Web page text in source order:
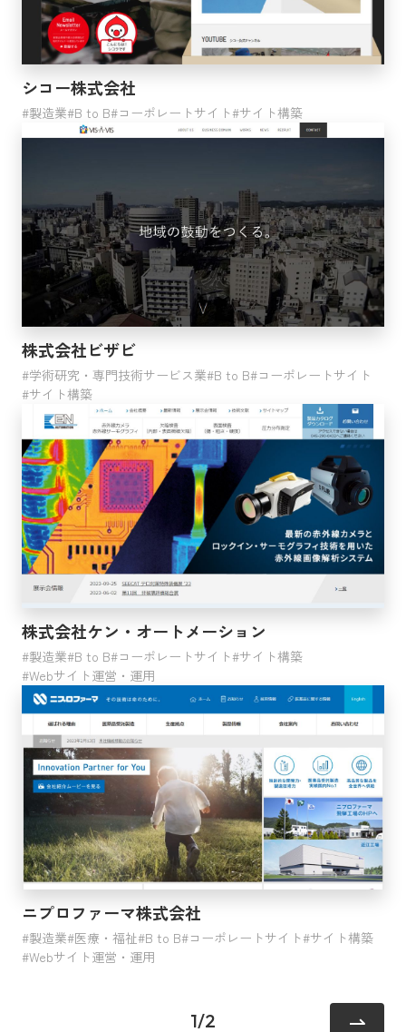
シコー株式会社
製造業 B to B コーポレートサイト サイト構築
株式会社ビザビ
学術研究・専門技術サービス業 B to B コーポレートサイト
サイト構築
株式会社ケン・オートメーション
製造業 B to B コーポレートサイト サイト構築
Webサイト運営・運用
ニプロファーマ株式会社
製造業 医療・福祉 B to B コーポレートサイト サイト構築
Webサイト運営・運用
1/2